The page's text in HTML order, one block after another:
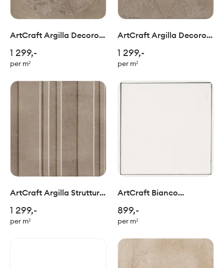
ArtCraft Argilla Decoro
1 299,-
per m²
ArtCraft Argilla Decoro
1 299,-
per m²
ArtCraft Argilla Struttura
1 299,-
per m²
ArtCraft Bianco
899,-
per m²